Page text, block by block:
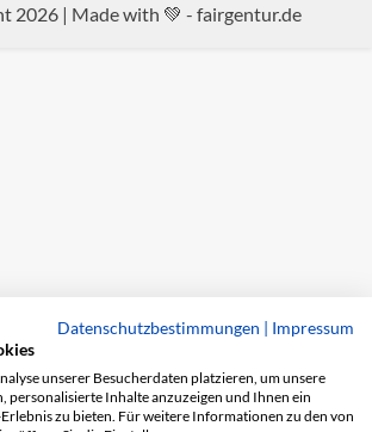
2026 | Made with 💚 - fairgentur.de
Datenschutzbestimmungen | Impressum
unserer Besucherdaten platzieren, um unsere
personalisierte Inhalte anzuzeigen und Ihnen ein
zu bieten. Für weitere Informationen zu den von